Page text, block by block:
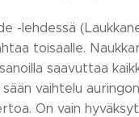
-lehdessä
toisaalle.
saavuttaa
vaihtelu
On vain